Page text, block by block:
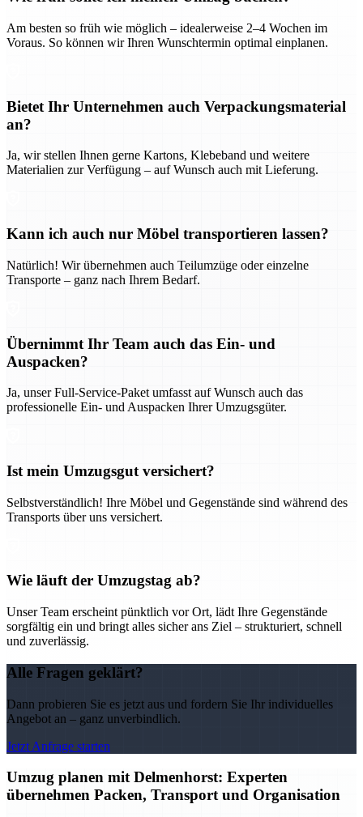
Am besten so früh wie möglich – idealerweise 2–4 Wochen im
Voraus. So können wir Ihren Wunschtermin optimal einplanen.
Bietet Ihr Unternehmen auch Verpackungsmaterial
an?
Ja, wir stellen Ihnen gerne Kartons, Klebeband und weitere
Materialien zur Verfügung – auf Wunsch auch mit Lieferung.
Kann ich auch nur Möbel transportieren lassen?
Natürlich! Wir übernehmen auch Teilumzüge oder einzelne
Transporte – ganz nach Ihrem Bedarf.
Übernimmt Ihr Team auch das Ein- und
Auspacken?
Ja, unser Full-Service-Paket umfasst auf Wunsch auch das
professionelle Ein- und Auspacken Ihrer Umzugsgüter.
Ist mein Umzugsgut versichert?
Selbstverständlich! Ihre Möbel und Gegenstände sind während des
Transports über uns versichert.
Wie läuft der Umzugstag ab?
Unser Team erscheint pünktlich vor Ort, lädt Ihre Gegenstände
sorgfältig ein und bringt alles sicher ans Ziel – strukturiert, schnell
und zuverlässig.
Alle Fragen geklärt?
Dann probieren Sie es jetzt aus und fordern Sie Ihr individuelles
Angebot an – ganz unverbindlich.
Jetzt Anfrage starten
Umzug planen mit Delmenhorst: Experten
übernehmen Packen, Transport und Organisation